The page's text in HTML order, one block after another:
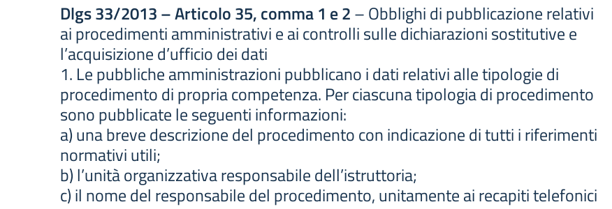
Dlgs 33/2013 – Articolo 35, comma 1 e 2– Obblighi di pubblicazione relativi
ai procedimenti amministrativi e ai controlli sulle dichiarazioni sostitutive e
l’acquisizione d’ufficio dei dati
1. Le pubbliche amministrazioni pubblicano i dati relativi alle tipologie di
procedimento di propria competenza. Per ciascuna tipologia di procedimento
sono pubblicate le seguenti informazioni:
a) una breve descrizione del procedimento con indicazione di tutti i riferimenti
normativi utili;
b) l’unità organizzativa responsabile dell’istruttoria;
c) il nome del responsabile del procedimento, unitamente ai recapiti telefonici